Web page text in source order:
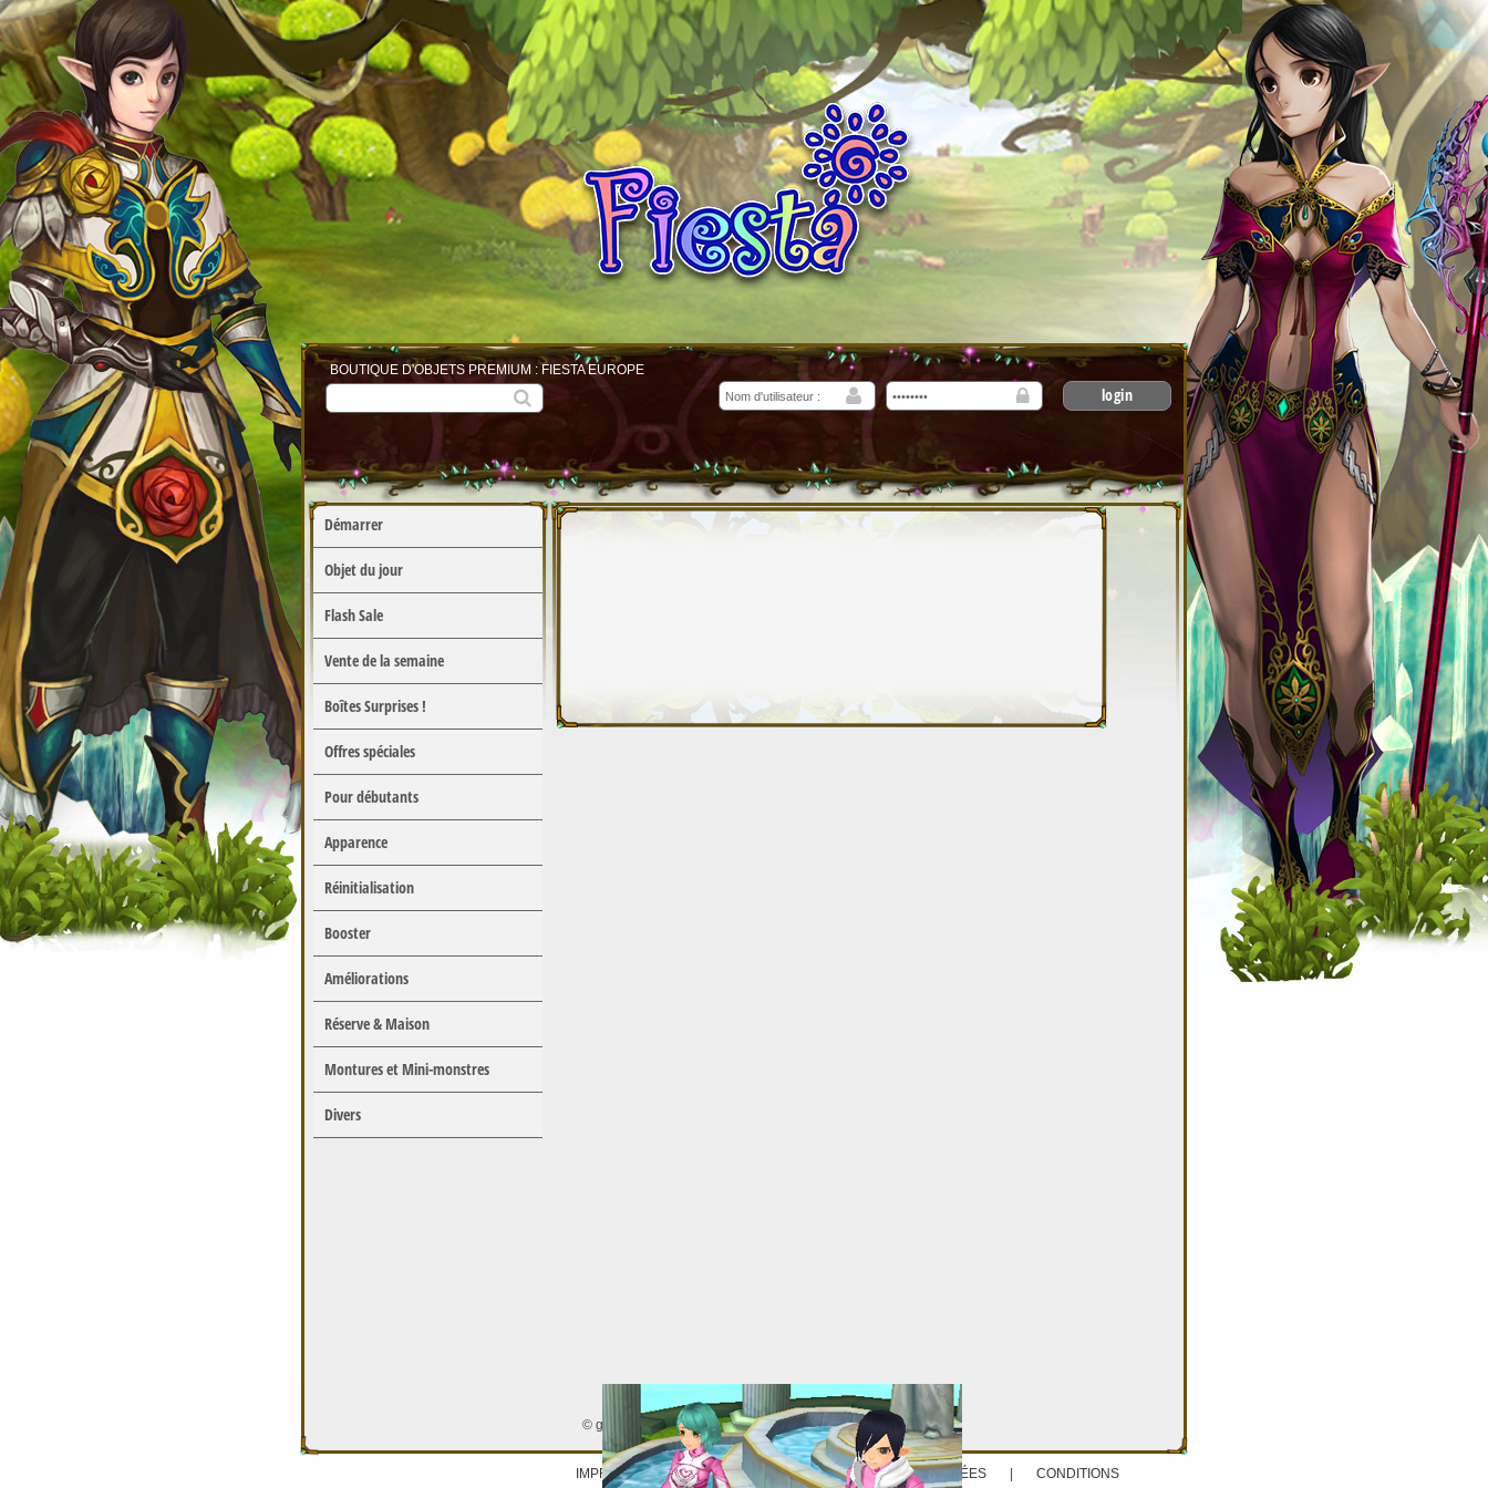
BOUTIQUE D'OBJETS PREMIUM : FIESTA EUROPE
login
Démarrer
Objet du jour
Flash Sale
Vente de la semaine
Boîtes Surprises !
Offres spéciales
Pour débutants
Apparence
Réinitialisation
Booster
Améliorations
Réserve & Maison
Montures et Mini-monstres
Divers
© gamigo AG 2005 - 2026. Tous droits réservés.
IMPRINT | DÉCLARATION DE PROTECTION DES DONNÉES CONDITIONS